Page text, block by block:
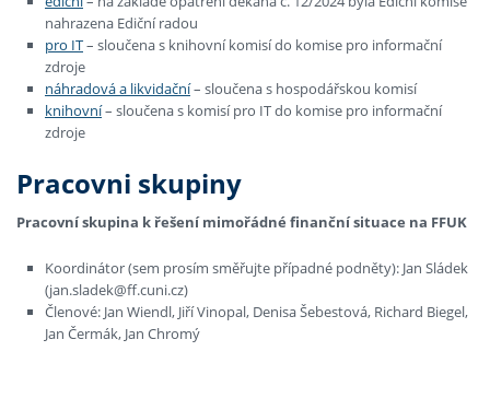
nahrazena Ediční radou
pro IT– sloučena s knihovní komisí do komise pro informační
zdroje
náhradová a likvidační– sloučena s hospodářskou komisí
knihovní– sloučena s komisí pro IT do komise pro informační
zdroje
Pracovni skupiny
Pracovní skupina k řešení mimořádné finanční situace na FFUK
Koordinátor (sem prosím směřujte případné podněty): Jan Sládek
(jan.sladek@ff.cuni.cz)
Členové: Jan Wiendl, Jiří Vinopal, Denisa Šebestová, Richard Biegel,
Jan Čermák, Jan Chromý